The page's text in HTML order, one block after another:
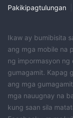
Pakikipagtulungan
Ikaw ay bumibisita
ang mga mobile na
ng impormasyon ng
gumagamit. Kapag
ang mga
mga nauugnay na
kung saan sila